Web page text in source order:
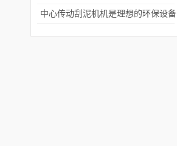
中心传动刮泥机机是理想的环保设备